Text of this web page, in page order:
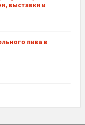
выставки и
пива в